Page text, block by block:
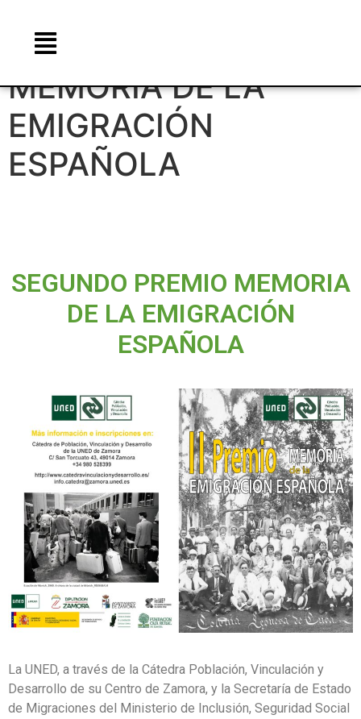
SEGUNDO PREMIO
MEMORIA DE LA
EMIGRACIÓN
ESPAÑOLA
SEGUNDO PREMIO MEMORIA
DE LA EMIGRACIÓN
ESPAÑOLA
La UNED, a través de la Cátedra Población, Vinculación y
Desarrollo de su Centro de Zamora, y la Secretaría de Estado
de Migraciones del Ministerio de Inclusión, Seguridad Social